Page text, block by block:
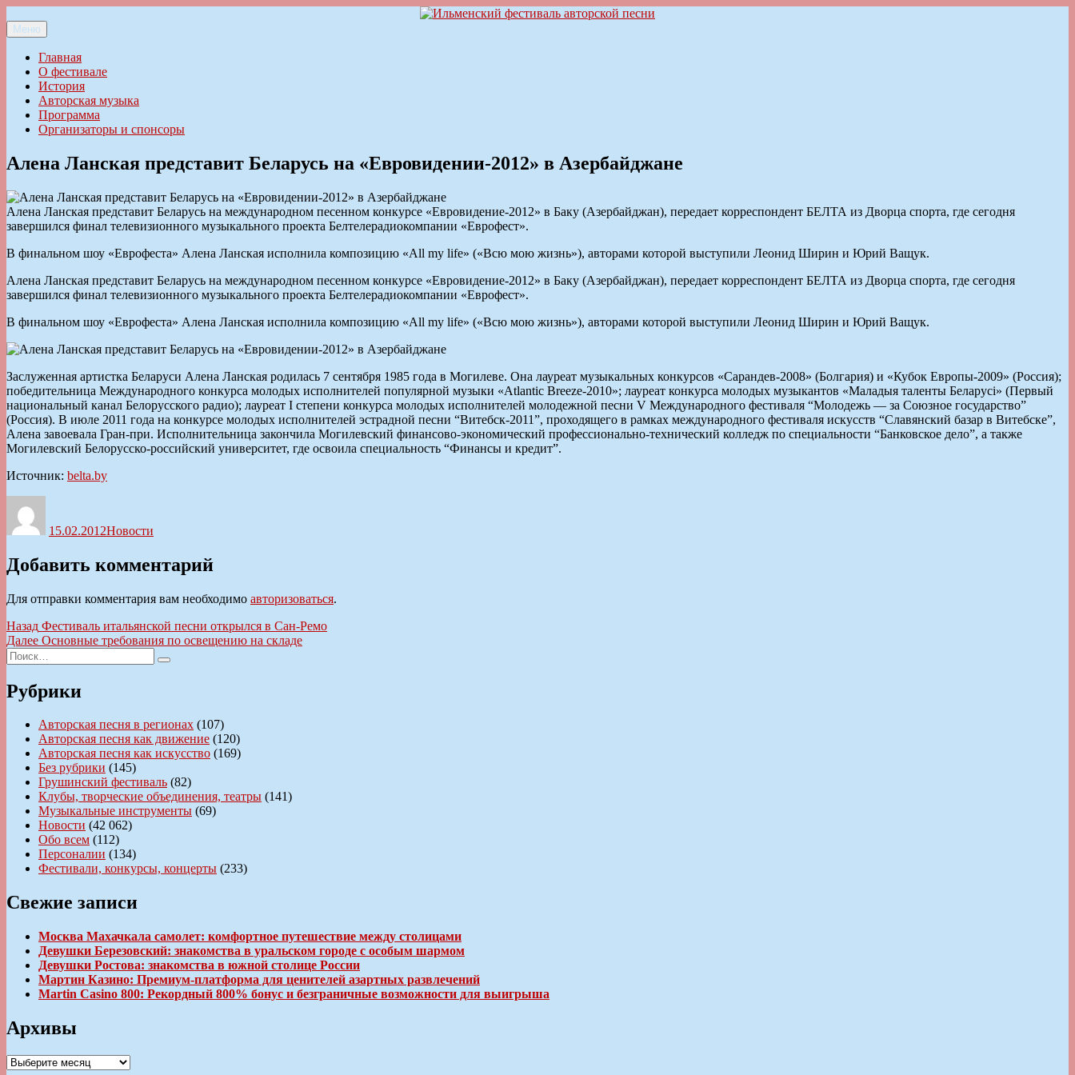
к
содержимому
Ильменский фестиваль авторской песни
Меню
Главная
О фестивале
История
Авторская музыка
Программа
Организаторы и спонсоры
Алена Ланская представит Беларусь на «Евровидении-2012» в Азербайджане
Алена Ланская представит Беларусь на международном песенном конкурсе «Евровидение-2012» в Баку (Азербайджан), передает корреспондент БЕЛТА из Дворца спорта, где сегодня
завершился финал телевизионного музыкального проекта Белтелерадиокомпании «Еврофест».
В финальном шоу «Еврофеста» Алена Ланская исполнила композицию «All my life» («Всю мою жизнь»), авторами которой выступили Леонид Ширин и Юрий Ващук.
Алена Ланская представит Беларусь на международном песенном конкурсе «Евровидение-2012» в Баку (Азербайджан), передает корреспондент БЕЛТА из Дворца спорта, где сегодня
завершился финал телевизионного музыкального проекта Белтелерадиокомпании «Еврофест».
В финальном шоу «Еврофеста» Алена Ланская исполнила композицию «All my life» («Всю мою жизнь»), авторами которой выступили Леонид Ширин и Юрий Ващук.
Заслуженная артистка Беларуси Алена Ланская родилась 7 сентября 1985 года в Могилеве. Она лауреат музыкальных конкурсов «Сарандев-2008» (Болгария) и «Кубок Европы-2009» (Россия);
победительница Международного конкурса молодых исполнителей популярной музыки «Atlantic Breeze-2010»; лауреат конкурса молодых музыкантов «Маладыя таленты Беларусі» (Первый
национальный канал Белорусского радио); лауреат I степени конкурса молодых исполнителей молодежной песни V Международного фестиваля “Молодежь — за Союзное государство”
(Россия). В июле 2011 года на конкурсе молодых исполнителей эстрадной песни “Витебск-2011”, проходящего в рамках международного фестиваля искусств “Славянский базар в Витебске”,
Алена завоевала Гран-при. Исполнительница закончила Могилевский финансово-экономический профессионально-технический колледж по специальности “Банковское дело”, а также
Могилевский Белорусско-российский университет, где освоила специальность “Финансы и кредит”.
Источник: belta.by
15.02.2012Новости
Добавить комментарий
Для отправки комментария вам необходимо авторизоваться.
Навигация
по
записям
Назад Предыдущая
запись:
Фестиваль итальянской песни открылся в Сан-Ремо
Далее Следующая
Основные требования по освещению на складе
Искать:
Поиск
Рубрики
Авторская песня в регионах (107)
Авторская песня как движение (120)
Авторская песня как искусство (169)
Без рубрики (145)
Грушинский фестиваль (82)
Клубы, творческие объединения, театры (141)
Музыкальные инструменты (69)
Новости (42 062)
Обо всем (112)
Персоналии (134)
Фестивали, конкурсы, концерты (233)
Свежие записи
Москва Махачкала самолет: комфортное путешествие между столицами
Девушки Березовский: знакомства в уральском городе с особым шармом
Девушки Ростова: знакомства в южной столице России
Мартин Казино: Премиум-платформа для ценителей азартных развлечений
Martin Casino 800: Рекордный 800% бонус и безграничные возможности для выигрыша
Архивы
Архивы